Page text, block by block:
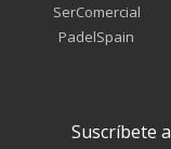
SerComercial
PadelSpain
Suscríbete a